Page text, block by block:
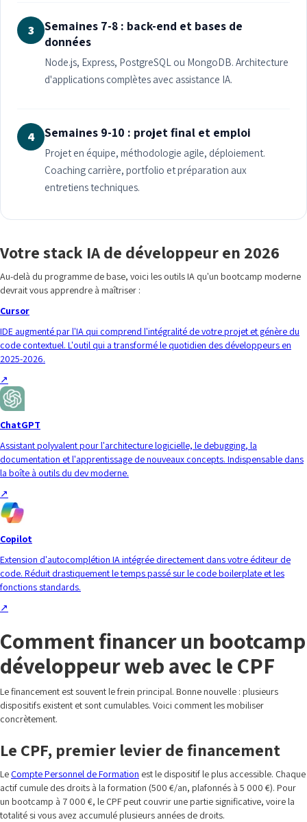
3
Semaines 7-8 : back-end et bases de
données
Node.js, Express, PostgreSQL ou MongoDB. Architecture
d'applications complètes avec assistance IA.
4 Semaines 9-10 : projet final et emploi
Projet en équipe, méthodologie agile, déploiement.
Coaching carrière, portfolio et préparation aux
entretiens techniques.
Votre stack IA de développeur en 2026
Au-delà du programme de base, voici les outils IA qu'un bootcamp moderne
devrait vous apprendre à maîtriser :
Cursor
IDE augmenté par l'IA qui comprend l'intégralité de votre projet et génère du
code contextuel. L'outil qui a transformé le quotidien des développeurs en
2025-2026.
↗
ChatGPT
Assistant polyvalent pour l'architecture logicielle, le debugging, la
documentation et l'apprentissage de nouveaux concepts. Indispensable dans
la boîte à outils du dev moderne.
↗
Copilot
Extension d'autocomplétion IA intégrée directement dans votre éditeur de
code. Réduit drastiquement le temps passé sur le code boilerplate et les
fonctions standards.
↗
Comment financer un bootcamp
développeur web avec le CPF
Le financement est souvent le frein principal. Bonne nouvelle : plusieurs
dispositifs existent et sont cumulables. Voici comment les mobiliser
concrètement.
Le CPF, premier levier de financement
Le Compte Personnel de Formation est le dispositif le plus accessible. Chaque
actif cumule des droits à la formation (500 €/an, plafonnés à 5 000 €). Pour
un bootcamp à 7 000 €, le CPF peut couvrir une partie significative, voire la
totalité si vous avez accumulé plusieurs années de droits.